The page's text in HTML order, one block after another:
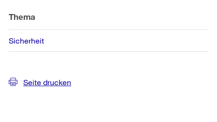
Thema
Sicherheit
Seite drucken